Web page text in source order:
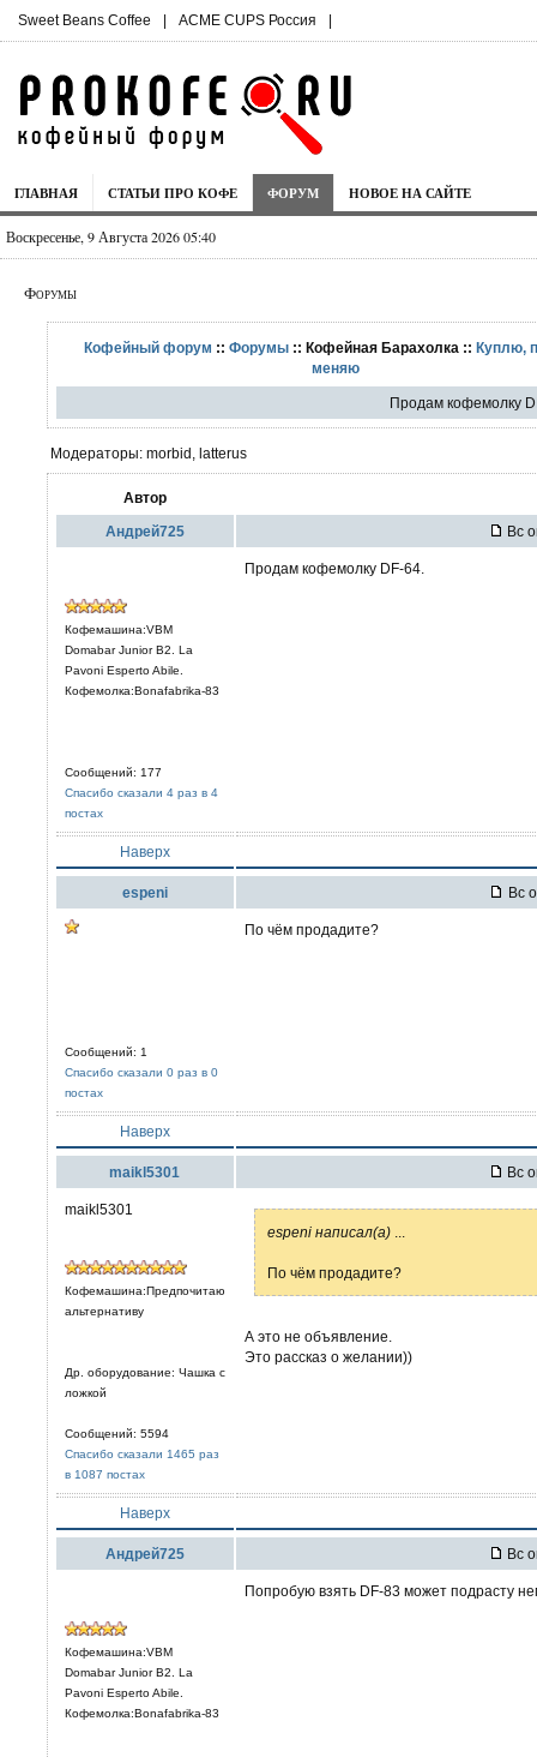
Sweet Beans Coffee | ACME CUPS Россия |
ГЛАВНАЯ СТАТЬИ ПРО КОФЕ ФОРУМ НОВОЕ НА САЙТЕ
Воскресенье, 9 Августа 2026 05:40
Форумы
Кофейный форум :: Форумы :: Кофейная Барахолка :: Куплю,
меняю
Продам кофемолку
Модераторы: morbid, latterus
Автор
Андрей725 Вс
Кофемашина:VBM
Domabar Junior B2. La
Pavoni Esperto Abile.
Кофемолка:Bonafabrika-83
Сообщений: 177
Спасибо сказали 4 раз в 4
постах
Продам кофемолку DF-64.
Наверх
espeni Вс
Сообщений: 1
Спасибо сказали 0 раз в 0
постах
По чём продадите?
Наверх
maikl5301 Вс
maikl5301
Кофемашина:Предпочитаю
альтернативу
Др. оборудование: Чашка с
ложкой
Сообщений: 5594
Спасибо сказали 1465 раз
в 1087 постах
espeni написал(а)
По чём продадите?
А это не объявление.
Это рассказ о желании))
Наверх
Андрей725 Вс
Кофемашина:VBM
Domabar Junior B2. La
Pavoni Esperto Abile.
Кофемолка:Bonafabrika-83
Попробую взять DF-83 может подрасту